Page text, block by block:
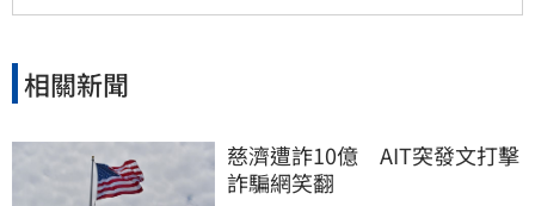
相關新聞
慈濟遭詐10億　AIT突發文打擊
詐騙網笑翻